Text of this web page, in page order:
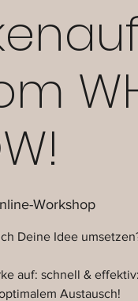
Workshop
Deine Idee
auf: schnell & effektiv:
Austausch!